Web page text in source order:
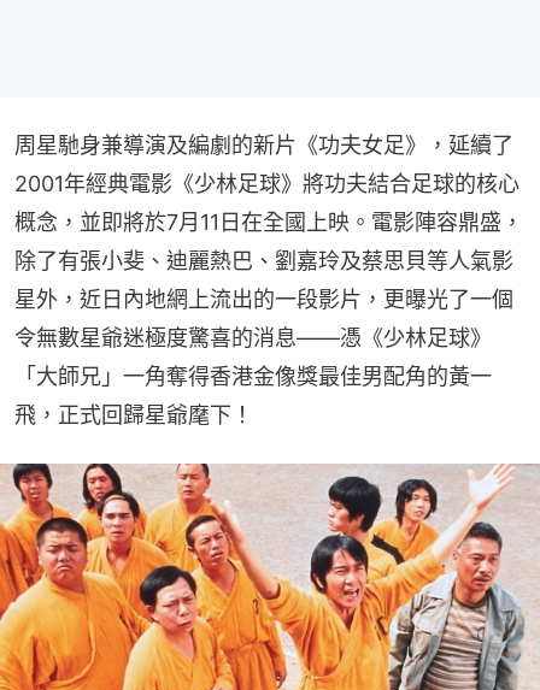
周星馳身兼導演及編劇的新片《功夫女足》，延續了
2001年經典電影《少林足球》將功夫結合足球的核心
概念，並即將於7月11日在全國上映。電影陣容鼎盛，
除了有張小斐、迪麗熱巴、劉嘉玲及蔡思貝等人氣影
星外，近日內地網上流出的一段影片，更曝光了一個
令無數星爺迷極度驚喜的消息——憑《少林足球》
「大師兄」一角奪得香港金像獎最佳男配角的黃一
飛，正式回歸星爺麾下！